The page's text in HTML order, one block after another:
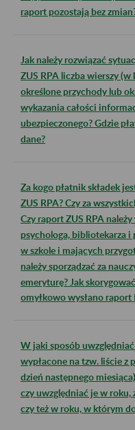
raport pozostają bez
Jak należy rozwiązać
ZUS RPA liczba wierszy
określone przychody lub
wykazania całości
ubezpieczonego? Gdzie
dane?
Za kogo płatnik składek
ZUS RPA? Czy za
Czy raport ZUS RPA
psychologa, bibliotekarza
w szkole i mających
należy sporządzać za
emeryturę? Jak
omyłkowo wysłano raport
W jaki sposób
wypłacone na tzw. liście z
dzień następnego
czy uwzględniać je w roku,
czy też w roku, w którym